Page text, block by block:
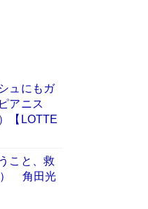
セラー］
ュにもガ
アニス
【LOTTE
こと、救
） 角田光